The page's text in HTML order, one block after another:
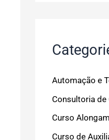
Automação e
Consultoria de
Curso
Curso de